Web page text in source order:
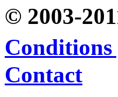
© 2003-
Contact